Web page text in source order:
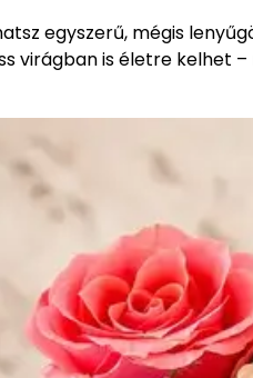
egyszerű, mégis
virágban is életre kelhet –